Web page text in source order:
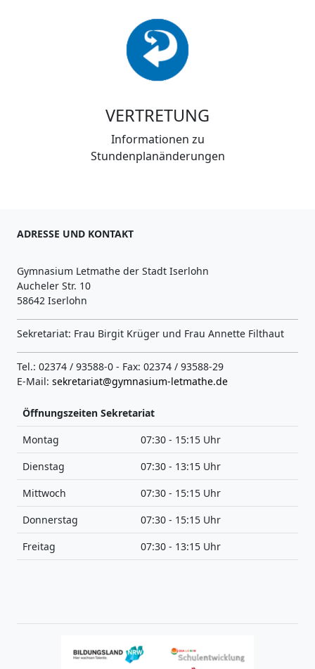
VERTRETUNG
Informationen zu
Stundenplanänderungen
ADRESSE UND KONTAKT
Gymnasium Letmathe der Stadt Iserlohn
Aucheler Str. 10
58642 Iserlohn
Sekretariat: Frau Birgit Krüger und Frau Annette Filthaut
Tel.: 02374 / 93588-0 - Fax: 02374 / 93588-29
E-Mail: sekretariat@gymnasium-letmathe.de
Öffnungszeiten Sekretariat
Montag
07:30 - 15:15 Uhr
Dienstag
07:30 - 13:15 Uhr
Mittwoch
07:30 - 15:15 Uhr
Donnerstag
07:30 - 15:15 Uhr
Freitag
07:30 - 13:15 Uhr